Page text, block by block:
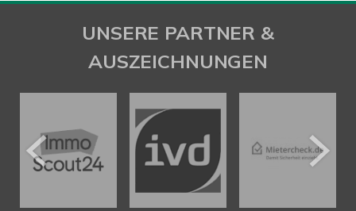
UNSERE PARTNER &
AUSZEICHNUNGEN